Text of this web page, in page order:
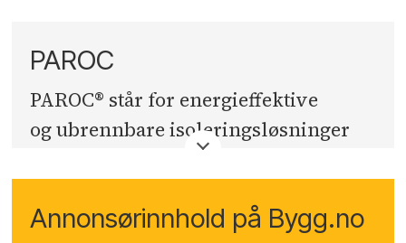
PAROC
PAROC® står for energieffektive
og ubrennbare isoleringsløsninger
VVS-
Annonsørinnhold på Bygg.no